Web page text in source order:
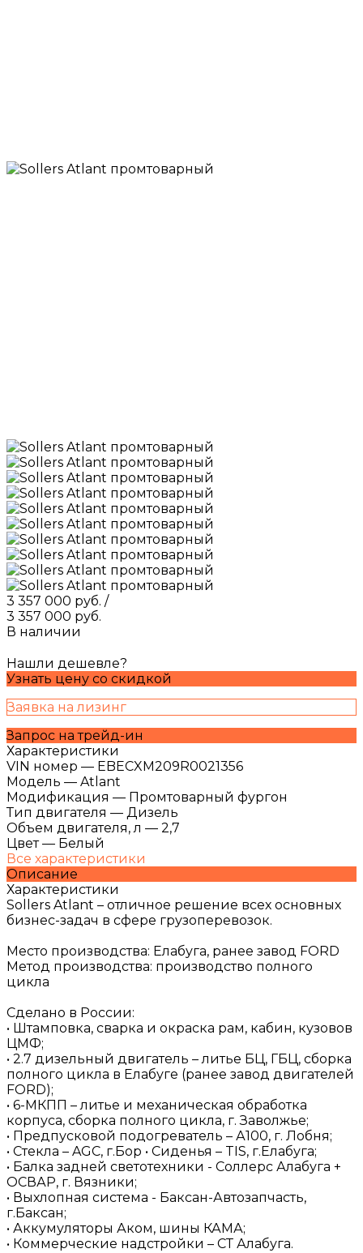
3 357 000 руб. /
3 357 000 руб.
В наличии
Нашли дешевле?
Узнать цену со скидкой
Заявка на лизинг
Запрос на трейд-ин
Характеристики
VIN номер — EBECXM209R0021356
Модель — Atlant
Модификация — Промтоварный фургон
Тип двигателя — Дизель
Объем двигателя, л — 2,7
Цвет — Белый
Все характеристики
Описание
Характеристики
Sollers Atlant – отличное решение всех основных
бизнес-задач в сфере грузоперевозок.
Место производства: Елабуга, ранее завод FORD
Метод производства: производство полного
цикла
Сделано в России:
• Штамповка, сварка и окраска рам, кабин, кузовов
ЦМФ;
• 2.7 дизельный двигатель – литье БЦ, ГБЦ, сборка
полного цикла в Елабуге (ранее завод двигателей
FORD);
• 6-МКПП – литье и механическая обработка
корпуса, сборка полного цикла, г. Заволжье;
• Предпусковой подогреватель – А100, г. Лобня;
• Стекла – AGC, г.Бор • Сиденья – TIS, г.Елабуга;
• Балка задней светотехники - Соллерс Алабуга +
ОСВАР, г. Вязники;
• Выхлопная система - Баксан-Автозапчасть,
г.Баксан;
• Аккумуляторы Аком, шины КАМА;
• Коммерческие надстройки – СТ Алабуга.